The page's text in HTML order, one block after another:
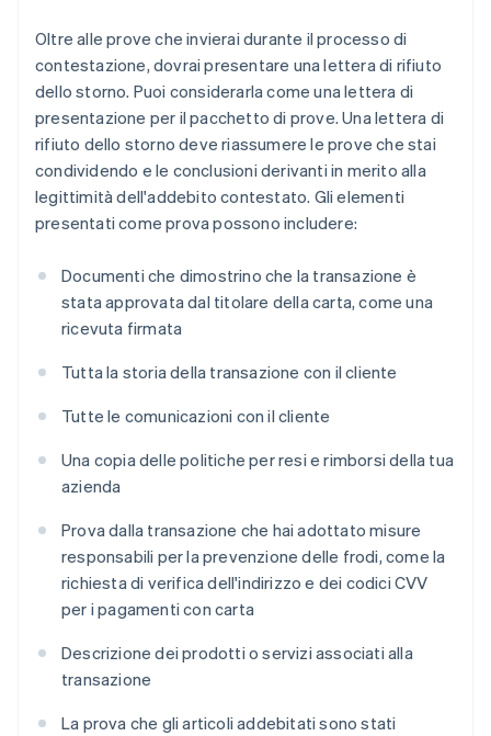
Oltre alle prove che invierai durante il processo di
contestazione, dovrai presentare una lettera di rifiuto
dello storno. Puoi considerarla come una lettera di
presentazione per il pacchetto di prove. Una lettera di
rifiuto dello storno deve riassumere le prove che stai
condividendo e le conclusioni derivanti in merito alla
legittimità dell'addebito contestato. Gli elementi
presentati come prova possono includere:
Documenti che dimostrino che la transazione è
stata approvata dal titolare della carta, come una
ricevuta firmata
Tutta la storia della transazione con il cliente
Tutte le comunicazioni con il cliente
Una copia delle politiche per resi e rimborsi della tua
azienda
Prova dalla transazione che hai adottato misure
responsabili per la prevenzione delle frodi, come la
richiesta di verifica dell'indirizzo e dei codici CVV
per i pagamenti con carta
Descrizione dei prodotti o servizi associati alla
transazione
La prova che gli articoli addebitati sono stati